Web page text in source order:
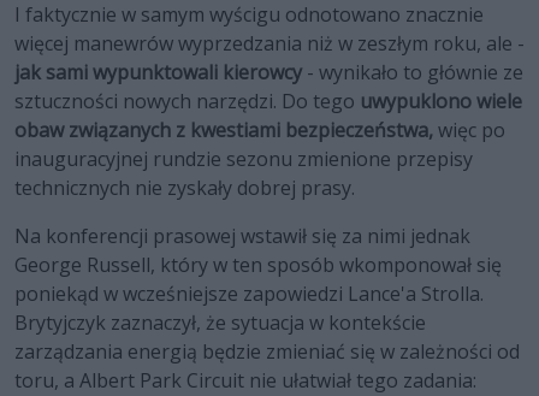
I faktycznie w samym wyścigu odnotowano znacznie
więcej manewrów wyprzedzania niż w zeszłym roku, ale -
jak sami wypunktowali kierowcy - wynikało to głównie ze
sztuczności nowych narzędzi. Do tego uwypuklono wiele
obaw związanych z kwestiami bezpieczeństwa, więc po
inauguracyjnej rundzie sezonu zmienione przepisy
technicznych nie zyskały dobrej prasy.
Na konferencji prasowej wstawił się za nimi jednak
George Russell, który w ten sposób wkomponował się
poniekąd w wcześniejsze zapowiedzi Lance'a Strolla.
Brytyjczyk zaznaczył, że sytuacja w kontekście
zarządzania energią będzie zmieniać się w zależności od
toru, a Albert Park Circuit nie ułatwiał tego zadania: